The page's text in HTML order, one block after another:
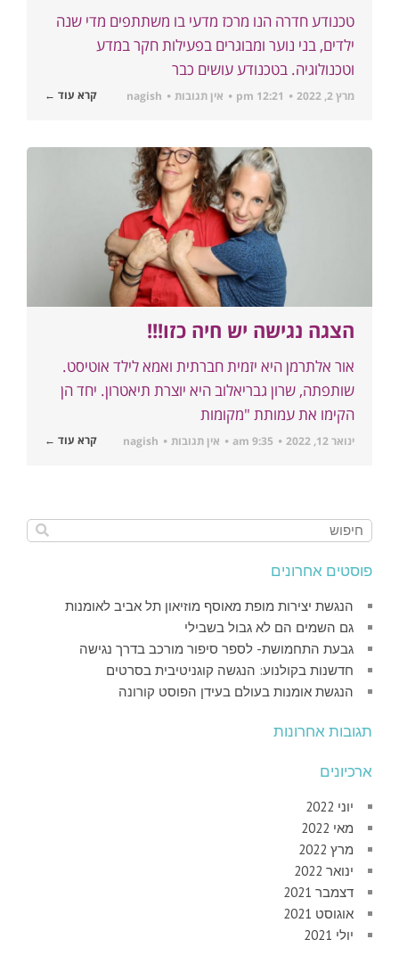
טכנודע חדרה הנו מרכז מדעי בו משתתפים מדי שנה
ילדים, בני נוער ומבוגרים בפעילות חקר במדע
וטכנולוגיה. בטכנודע עושים כבר
מרץ 2, 2022 12:21 pm אין תגובות nagish קרא עוד ←
הצגה נגישה יש חיה כזו!!!
אור אלתרמן היא יזמית חברתית ואמא לילד אוטיסט.
שותפתה, שרון גבריאלוב היא יוצרת תיאטרון. יחד הן
הקימו את עמותת "מקומות
ינואר 12, 2022 9:35 am אין תגובות nagish קרא עוד ←
פוסטים אחרונים
הנגשת יצירות מופת מאוסף מוזיאון תל אביב לאומנות
גם השמים הם לא גבול בשבילי
גבעת התחמושת- לספר סיפור מורכב בדרך נגישה
חדשנות בקולנוע: הנגשה קוגניטיבית בסרטים
הנגשת אומנות בעולם בעידן הפוסט קורונה
תגובות אחרונות
ארכיונים
יוני 2022
מאי 2022
מרץ 2022
ינואר 2022
דצמבר 2021
אוגוסט 2021
יולי 2021